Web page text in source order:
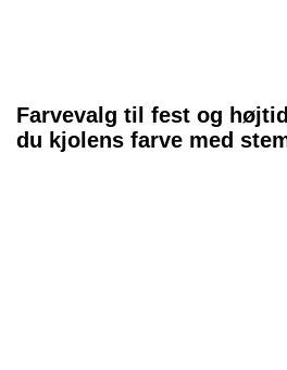
Farvevalg til fest og
du kjolens farve med